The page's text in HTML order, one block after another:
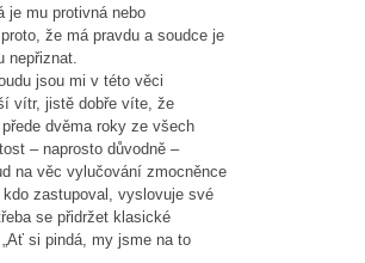
je mu protivná nebo
že má pravdu a soudce je
nepřiznat.
jsou mi v této věci
vítr, jistě dobře víte, že
dvěma roky ze všech
– naprosto důvodně –
na věc vylučování zmocněnce
zastupoval, vyslovuje své
se přidržet klasické
si pindá, my jsme na to